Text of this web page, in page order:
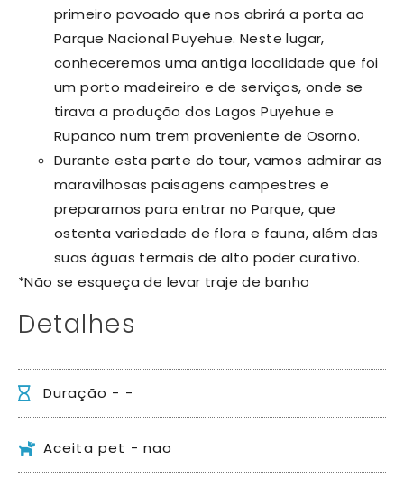
primeiro povoado que nos abrirá a porta ao
Parque Nacional Puyehue. Neste lugar,
conheceremos uma antiga localidade que foi
um porto madeireiro e de serviços, onde se
tirava a produção dos Lagos Puyehue e
Rupanco num trem proveniente de Osorno.
Durante esta parte do tour, vamos admirar as
maravilhosas paisagens campestres e
prepararnos para entrar no Parque, que
ostenta variedade de flora e fauna, além das
suas águas termais de alto poder curativo.
*Não se esqueça de levar traje de banho
Detalhes
Duração - -
Aceita pet - nao